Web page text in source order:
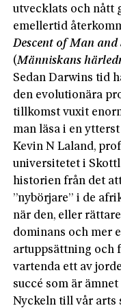
utvecklats och nått
emellertid
Descent of Man
(Människans
Sedan Darwins tid
den evolutionära
tillkomst vuxit
man läsa i en
Kevin N Laland,
universitetet i
historien från det
”nybörjare” i de
när den, eller
dominans och mer
artuppsättning och
vartenda ett av
succé som är
Nyckeln till vår arts